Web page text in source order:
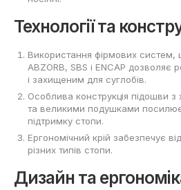
Технології та
Використання фірмових систем,
ABZORB, SBS і ENCAP
і захищеним для суглобів.
Особлива конструкція підошви з
та великими подушками посилює
підтримку стопи.
Ергономічний крій забезпечує
різних типів стопи.
Дизайн та